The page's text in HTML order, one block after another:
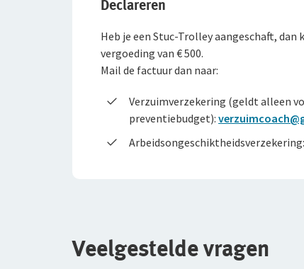
Declareren
Heb je een Stuc-Trolley aangeschaft, dan
vergoeding van € 500.
Mail de factuur dan naar:
Verzuimverzekering (geldt alleen
preventiebudget):
Arbeidsongeschiktheidsverzekering:
Veelgestelde vragen